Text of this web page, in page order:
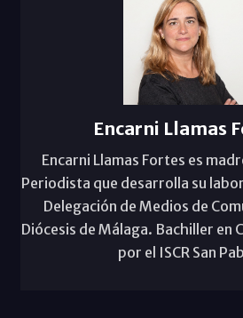
Encarni Llamas
Encarni Llamas Fortes es
Periodista que desarrolla su
Delegación de Medios de
Diócesis de Málaga. Bachiller en
por el ISCR San